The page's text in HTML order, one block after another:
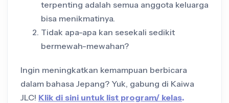
terpenting adalah semua anggota keluarga
bisa menikmatinya.
Tidak apa-apa kan sesekali sedikit
bermewah-mewahan?
Ingin meningkatkan kemampuan berbicara
dalam bahasa Jepang? Yuk, gabung di Kaiwa
JLC! Klik di sini untuk list program/ kelas.